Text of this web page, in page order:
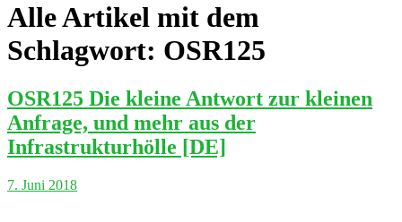
Alle Artikel mit dem
Schlagwort: OSR125
OSR125 Die kleine Antwort zur kleinen
Anfrage, und mehr aus der
Infrastrukturhölle [DE]
7. Juni 2018